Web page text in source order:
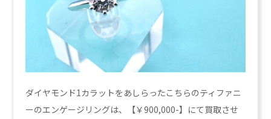
ダイヤモンド1カラットをあしらったこちらのティファニ
ーのエンゲージリングは、【￥900,000-】にて買取させ